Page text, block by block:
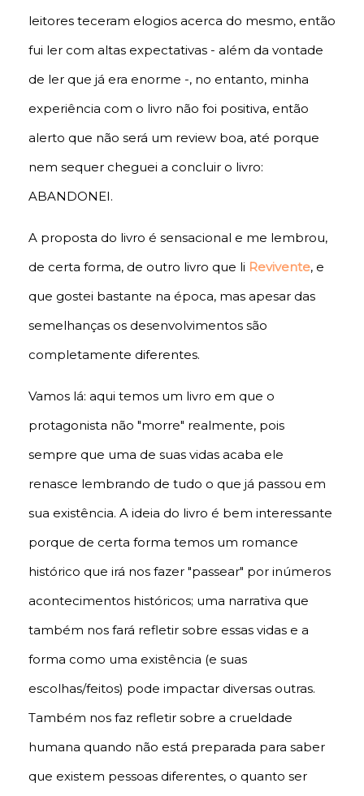
leitores teceram elogios acerca do mesmo, então
fui ler com altas expectativas - além da vontade
de ler que já era enorme -, no entanto, minha
experiência com o livro não foi positiva, então
alerto que não será um review boa, até porque
nem sequer cheguei a concluir o livro:
ABANDONEI.
A proposta do livro é sensacional e me lembrou,
de certa forma, de outro livro que li Revivente, e
que gostei bastante na época, mas apesar das
semelhanças os desenvolvimentos são
completamente diferentes.
Vamos lá: aqui temos um livro em que o
protagonista não "morre" realmente, pois
sempre que uma de suas vidas acaba ele
renasce lembrando de tudo o que já passou em
sua existência. A ideia do livro é bem interessante
porque de certa forma temos um romance
histórico que irá nos fazer "passear" por inúmeros
acontecimentos históricos; uma narrativa que
também nos fará refletir sobre essas vidas e a
forma como uma existência (e suas
escolhas/feitos) pode impactar diversas outras.
Também nos faz refletir sobre a crueldade
humana quando não está preparada para saber
que existem pessoas diferentes, o quanto ser